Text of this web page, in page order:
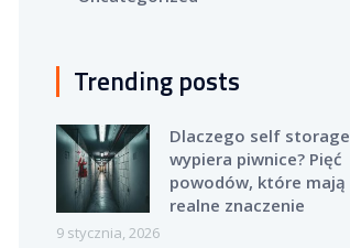
Trending posts
Dlaczego self storage
wypiera piwnice? Pięć
powodów, które mają
realne znaczenie
9 stycznia, 2026